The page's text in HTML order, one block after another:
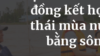
đồng kết
thái mùa
bằng